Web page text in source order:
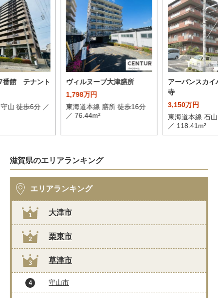
番館 テナント
山 徒歩6分 ／
ヴィルヌーブ大津膳所
1,798万円
東海道本線 膳所 徒歩16分
／ 76.44m²
アーバンスカイ
寺
3,150万円
東海道本線 石
／ 118.41m²
滋賀県のエリアランキング
エリアランキング
1 大津市
2 栗東市
3 草津市
4 守山市